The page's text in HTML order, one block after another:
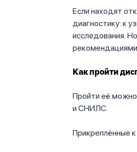
Если находят
диагностику: к
исследования.
Как пройти
Пройти её
и СНИЛС.
Прикреплённые к